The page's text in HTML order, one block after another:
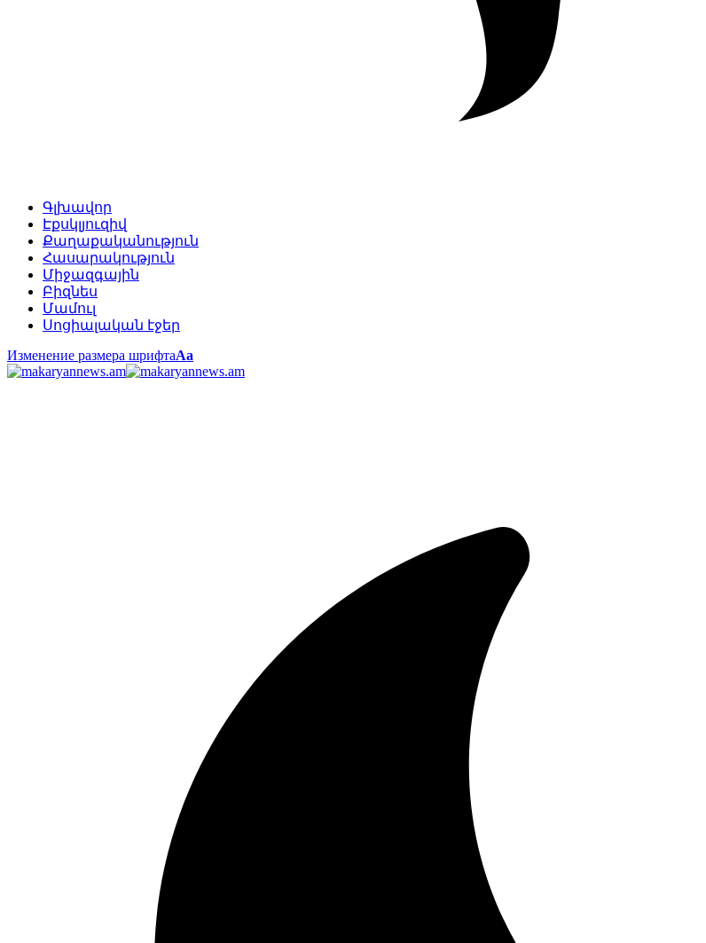
Գլխավոր
Էքսկլյուզիվ
Քաղաքականություն
Հասարակություն
Միջազգային
Բիզնես
Մամուլ
Սոցիալական էջեր
Изменение размера шрифтаАа